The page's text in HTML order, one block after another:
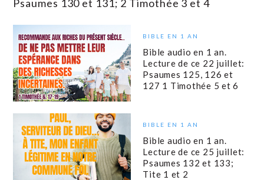
Psaumes 130 et 131; 2 Timothée 3 et 4
BIBLE EN 1 AN
Bible audio en 1 an.
Lecture de ce 22 juillet:
Psaumes 125, 126 et
127 1 Timothée 5 et 6
BIBLE EN 1 AN
Bible audio en 1 an.
Lecture de ce 25 juillet:
Psaumes 132 et 133;
Tite 1 et 2